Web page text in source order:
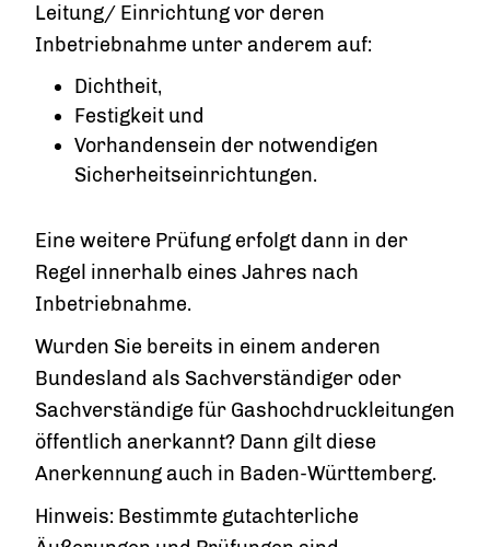
Leitung/ Einrichtung vor deren
Inbetriebnahme unter anderem auf:
Dichtheit,
Festigkeit und
Vorhandensein der notwendigen
Sicherheitseinrichtungen.
Eine weitere Prüfung erfolgt dann in der
Regel innerhalb eines Jahres nach
Inbetriebnahme.
Wurden Sie bereits in einem anderen
Bundesland als Sachverständiger oder
Sachverständige für Gashochdruckleitungen
öffentlich anerkannt? Dann gilt diese
Anerkennung auch in Baden-Württemberg.
Hinweis: Bestimmte gutachterliche